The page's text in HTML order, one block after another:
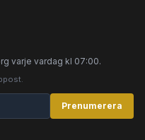
varje vardag kl 07:00.
Prenumerera